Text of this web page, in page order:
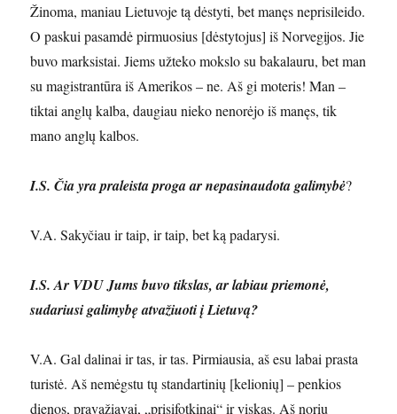
Žinoma, maniau Lietuvoje tą dėstyti, bet manęs neprisileido.
O paskui pasamdė pirmuosius [dėstytojus] iš Norvegijos. Jie
buvo marksistai. Jiems užteko mokslo su bakalauru, bet man
su magistrantūra iš Amerikos – ne. Aš gi moteris! Man –
tiktai anglų kalba, daugiau nieko nenorėjo iš manęs, tik
mano anglų kalbos.
I.S. Čia yra praleista proga ar nepasinaudota galimybė?
V.A. Sakyčiau ir taip, ir taip, bet ką padarysi.
I.S. Ar VDU Jums buvo tikslas, ar labiau priemonė,
sudariusi galimybę atvažiuoti į Lietuvą?
V.A. Gal dalinai ir tas, ir tas. Pirmiausia, aš esu labai prasta
turistė. Aš nemėgstu tų standartinių [kelionių] – penkios
dienos, pravažiavai, „prisifotkinai“ ir viskas. Aš noriu